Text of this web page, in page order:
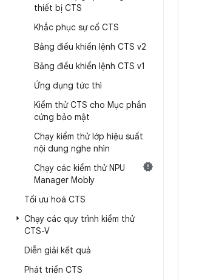
thiết bị CTS
Khắc phục sự cố CTS
Bảng điều khiển lệnh CTS v2
Bảng điều khiển lệnh CTS v1
Ứng dụng tức thì
Kiểm thử CTS cho Mục phần
cứng bảo mật
Chạy kiểm thử lớp hiệu suất
nội dung nghe nhìn
Chạy các kiểm thử NPU
Manager Mobly
Tối ưu hoá CTS
Chạy các quy trình kiểm thử
CTS-V
Diễn giải kết quả
Phát triển CTS